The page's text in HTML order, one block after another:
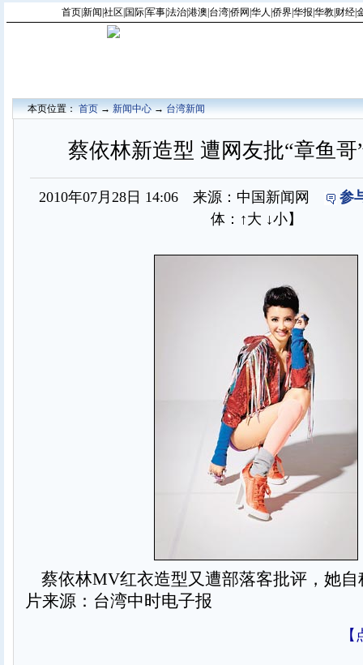
首页|新闻 社区 国际|军事|法治|港澳 台湾|侨网 华人 侨界|华报 华教| 财经|
本页位置：首页→新闻中心→台湾新闻
蔡依林新造型 遭网友批“章鱼哥
2010年07月28日 14:06 来源：中国新闻网
参
体： ↑大 ↓小】
蔡依林MV红衣造型又遭部落客批评，她自
片来源：台湾中时电子报